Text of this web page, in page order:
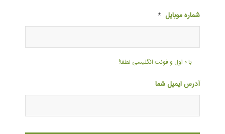
شماره موبایل *
با ۰ اول و فونت انگلیسی لطفا!
آدرس ایمیل شما